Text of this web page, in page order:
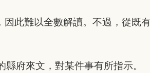
此難以全數解讀。不過，從既
府來文，對某件事有所指示。